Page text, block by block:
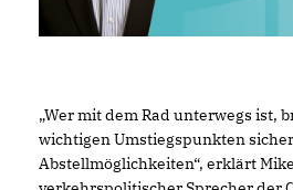
Wer mit dem Rad unterwegs ist,
wichtigen Umstiegspunkten
Abstellmöglichkeiten“, erklärt